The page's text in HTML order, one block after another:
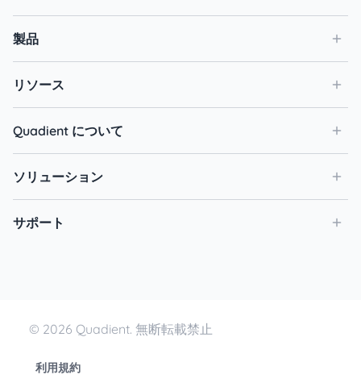
製品
リソース
Quadient について
ソリューション
サポート
© 2026 Quadient. 無断転載禁止
利用規約